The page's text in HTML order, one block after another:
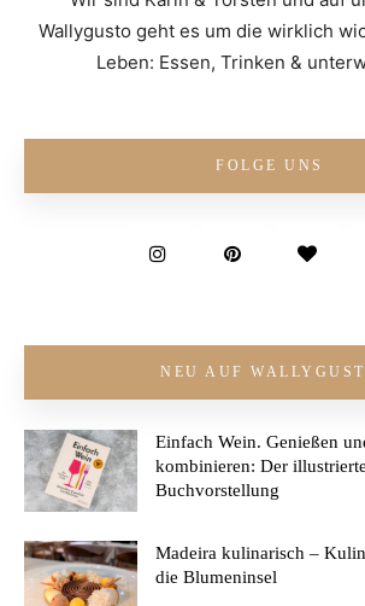
Wallygusto geht es um die wirklich
Leben: Essen, Trinken &
FOLGE UNS
NEU AUF
Einfach Wein. Genießen
kombinieren: Der
Buchvorstellung
Madeira kulinarisch –
die Blumeninsel